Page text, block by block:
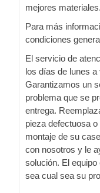
mejores materiales.
Para más
condiciones
El servicio de
los días de lunes a
Garantizamos un
problema que se
entrega.
pieza defectuosa
montaje de su
con nosotros y le
solución. El
sea cual sea su